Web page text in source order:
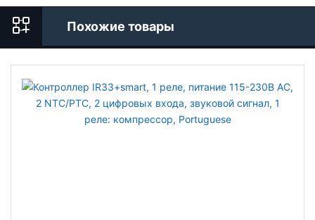
Похожие товары